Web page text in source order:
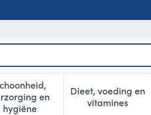
en
hygiëne
Toon submenu voor
Dieet, voeding en
vitamines
Toon